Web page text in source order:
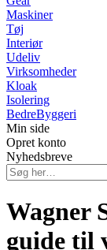
Maskiner
Tøj
Interiør
Udeliv
Virksomheder
Kloak
Isolering
BedreByggeri
Min side
Opret konto
Nyhedsbreve
Wagner
guide til